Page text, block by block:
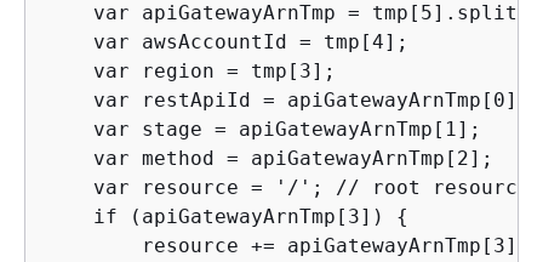
var apiGatewayArnTmp =
    var awsAccountId = tmp[4];
    var region = tmp[3];
    var restApiId = apiGatewayArnTmp[0];
    var stage = apiGatewayArnTmp[1];
    var method = apiGatewayArnTmp[2];
    var resource = '/'; // root resource
    if (apiGatewayArnTmp[3])
{
        resource += apiGatewayArnTmp[3];